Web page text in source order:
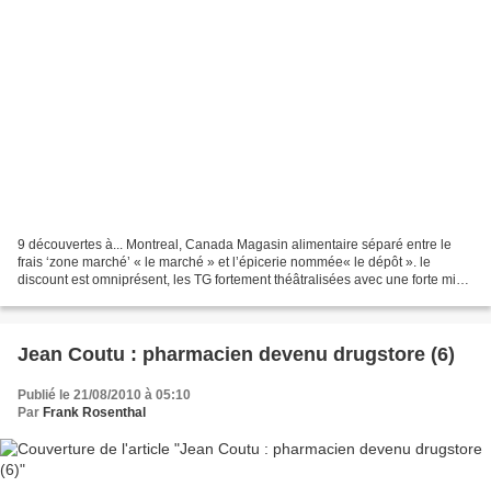
9 découvertes à... Montreal, Canada Magasin alimentaire séparé entre le
frais ‘zone marché’ « le marché » et l’épicerie nommée« le dépôt ». le
discount est omniprésent, les TG fortement théâtralisées avec une forte mise
Jean Coutu : pharmacien devenu drugstore (6)
Publié le 21/08/2010 à 05:10
Par Frank Rosenthal